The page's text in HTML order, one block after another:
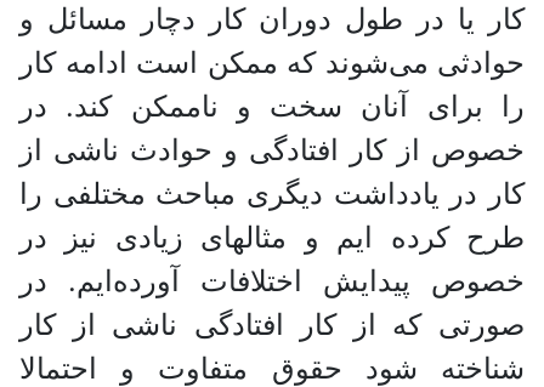
کار یا در طول دوران کار دچار مسائل و
حوادثی می‌شوند که ممکن است ادامه کار
را برای آنان سخت و ناممکن کند. در
خصوص از کار افتادگی و حوادث ناشی از
کار در یادداشت دیگری مباحث مختلفی را
طرح کرده ایم و مثالهای زیادی نیز در
خصوص پیدایش اختلافات آورده‌ایم. در
صورتی که از کار افتادگی ناشی از کار
شناخته شود حقوق متفاوت و احتمالا